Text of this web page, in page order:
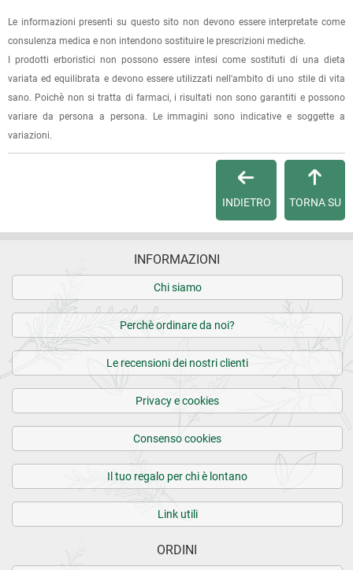
La spedizione è accompagnata da un riepilogo d'ordine,
oppure dalla fattura se richiesta al momento dell'ordine
(selezionando l'apposita casella del modulo d'ordine e
specificando l'indirizzo di fatturazione).
Dalla tuaArea Clientepotrai verificare lo stato di lavorazione
dell'ordine e lo stato della spedizione.
Per qualsiasi informazione, contattaci viae-mail
Condizioni di vendita
Le informazioni presenti su questo sito non devono essere interpretate come
consulenza medica e non intendono sostituire le prescrizioni mediche.
I prodotti erboristici non possono essere intesi come sostituti di una dieta
variata ed equilibrata e devono essere utilizzati nell'ambito di uno stile di vita
sano. Poichè non si tratta di farmaci, i risultati non sono garantiti e possono
variare da persona a persona. Le immagini sono indicative e soggette a
variazioni.
TORNA SU
INDIETRO
INFORMAZIONI
Chi siamo
Perchè ordinare da noi?
Le recensioni dei nostri clienti
Privacy e cookies
Consenso cookies
Il tuo regalo per chi è lontano
Link utili
ORDINI